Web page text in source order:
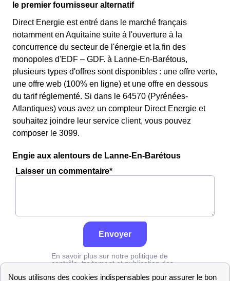
le premier fournisseur alternatif
Direct Energie est entré dans le marché français
notamment en Aquitaine suite à l'ouverture à la
concurrence du secteur de l'énergie et la fin des
monopoles d'EDF – GDF. à Lanne-En-Barétous,
plusieurs types d'offres sont disponibles : une offre verte,
une offre web (100% en ligne) et une offre en dessous
du tarif réglementé. Si dans le 64570 (Pyrénées-
Atlantiques) vous avez un compteur Direct Energie et
souhaitez joindre leur service client, vous pouvez
composer le 3099.
Engie aux alentours de Lanne-En-Barétous
Laisser un commentaire*
Envoyer
En savoir plus sur notre politique de
contrôle, traitement et publication des